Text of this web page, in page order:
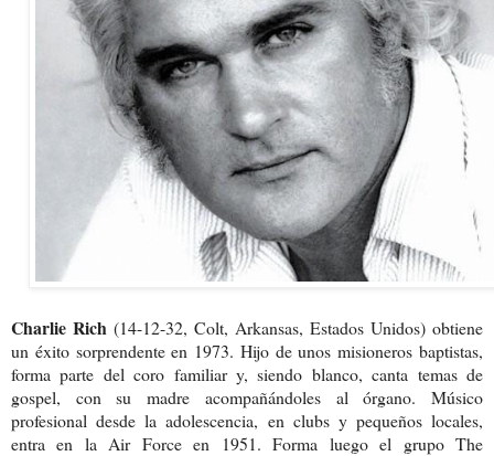
Charlie Rich (14-12-32, Colt, Arkansas, Estados Unidos) obtiene
un éxito sorprendente en 1973. Hijo de unos misioneros baptistas,
forma parte del coro familiar y, siendo blanco, canta temas de
gospel, con su madre acompañándoles al órgano. Músico
profesional desde la adolescencia, en clubs y pequeños locales,
entra en la Air Force en 1951. Forma luego el grupo The